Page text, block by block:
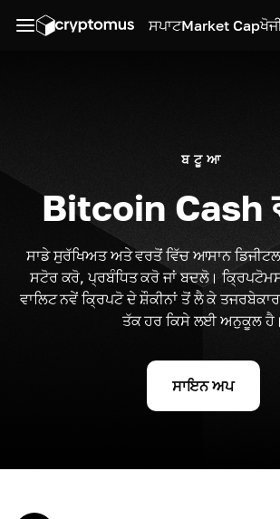
ਸਪਾਟMarket Cap
ਬਟੂਆ
Bitcoin Cash
ਸਾਡੇ ਸੁਰੱਖਿਅਤ ਅਤੇ ਵਰਤੋਂ ਵਿੱਚ ਆਸਾਨ
ਸਟੋਰ ਕਰੋ, ਪ੍ਰਬੰਧਿਤ ਕਰੋ ਜਾਂ ਬਦਲੋ।
ਵਾਲਿਟ ਨਵੇਂ ਕ੍ਰਿਪਟੋ ਦੇ ਸ਼ੌਕੀਨਾਂ ਤੋਂ ਲੈ ਕੇ
ਤੱਕ ਹਰ ਕਿਸੇ ਲਈ ਅਨੁਕੂਲ ਹੈ।
ਸਾਇਨ ਅਪ